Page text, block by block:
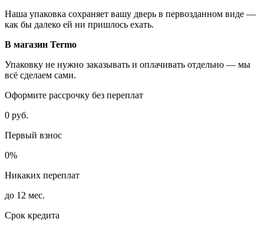
Наша упаковка сохраняет вашу дверь в первозданном виде —
как бы далеко ей ни пришлось ехать.
В магазин Termo
Упаковку не нужно заказывать и оплачивать отдельно — мы
всё сделаем сами.
Оформите рассрочку без переплат
0 руб.
Первый взнос
0%
Никаких переплат
до 12 мес.
Срок кредита